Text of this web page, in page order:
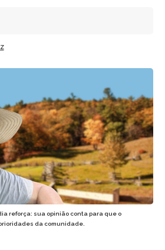
reforça: sua opinião conta para que o
da comunidade.